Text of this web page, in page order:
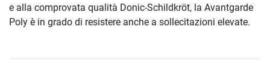
e alla comprovata qualità Donic-Schildkröt, la Avantgarde
Poly è in grado di resistere anche a sollecitazioni elevate.